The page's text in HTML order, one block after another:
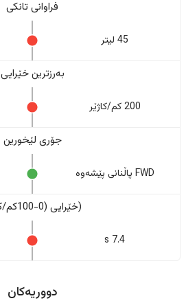
فراوانی تانکی
45 لیتر
بەرزترین خێرایی
200 کم/کاژێر
جۆری لێخورین
FWD پاڵنانی پێشەوە
(خێرایی (0-100کم/کاژێر
7.4 s
دووریەکان